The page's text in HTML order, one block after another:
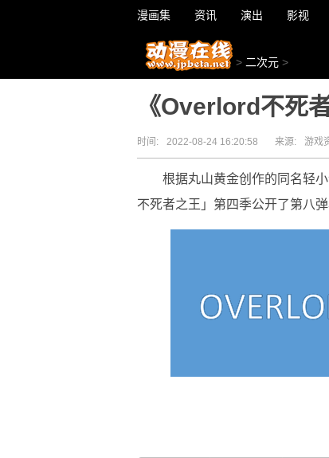
漫画集 资讯 演出 影视
> 二次元 >
《Overlord不死
时间: 2022-08-24 16:20:58 来源: 游戏
根据丸山黄金创作的同名轻
不死者之王」第四季公开了第八